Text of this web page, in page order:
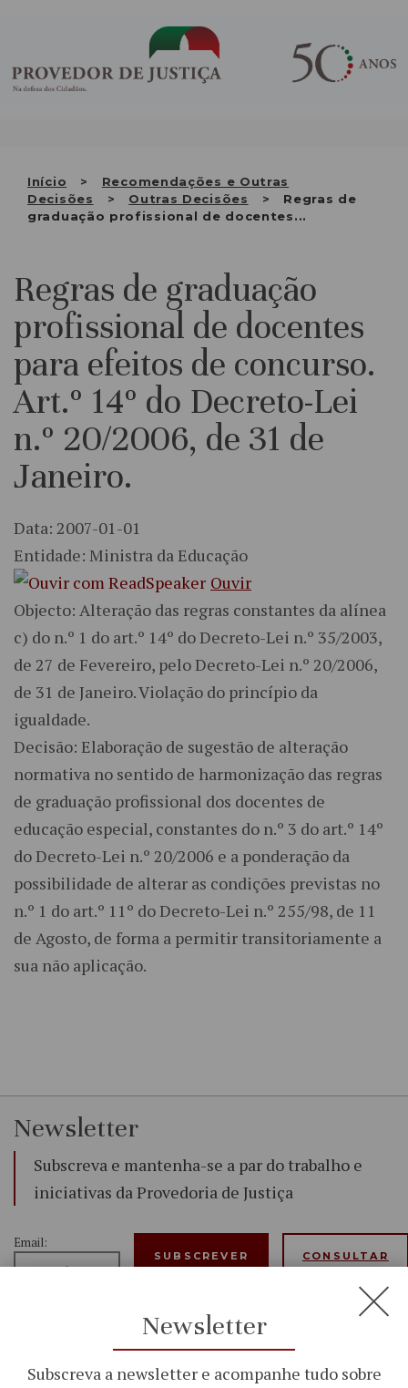
conteúdo
Início
Recomendações e Outras
Decisões
Outras Decisões
Regras de
graduação profissional de docentes...
QUEM SOMOS
ATIVIDADE
RELAÇÕES INTERNACIONAIS
APRESENTAR QUEIXA
Regras de graduação
profissional de docentes
para efeitos de concurso.
Art.º 14º do Decreto-Lei
n.º 20/2006, de 31 de
Janeiro.
Data: 2007-01-01
Entidade: Ministra da Educação
Ouvir
Objecto: Alteração das regras constantes da alínea
c) do n.º 1 do art.º 14º do Decreto-Lei n.º 35/2003,
de 27 de Fevereiro, pelo Decreto-Lei n.º 20/2006,
de 31 de Janeiro. Violação do princípio da
igualdade.
Decisão: Elaboração de sugestão de alteração
normativa no sentido de harmonização das regras
de graduação profissional dos docentes de
educação especial, constantes do n.º 3 do art.º 14º
do Decreto-Lei n.º 20/2006 e a ponderação da
possibilidade de alterar as condições previstas no
n.º 1 do art.º 11º do Decreto-Lei n.º 255/98, de 11
de Agosto, de forma a permitir transitoriamente a
sua não aplicação.
Newsletter
Subscreva e mantenha-se a par do trabalho e
iniciativas da Provedoria de Justiça
Email:
aPolítica
CONSULTAR
Newsletter
Subscreva a newsletter e acompanhe tudo sobre